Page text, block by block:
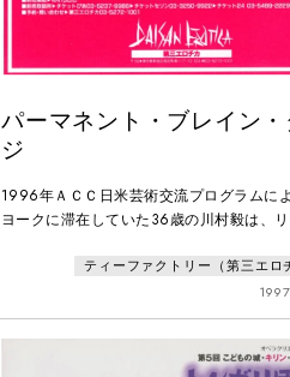
パーマネント・ブレイン
ジ
1996年ＡＣＣ日米芸術交流プログラムに
ヨークに滞在していた36歳の川村毅は、
ロジカル・ヒステリック・シアター
Hysteric Theaterの本拠地セント・マーク
チにて、フォアマン作・演出による新作
見学をゆるされ、開幕まで立ち会った。
ーマネント・ブレイン・ダメージ
ティーファクトリー（第三エロ